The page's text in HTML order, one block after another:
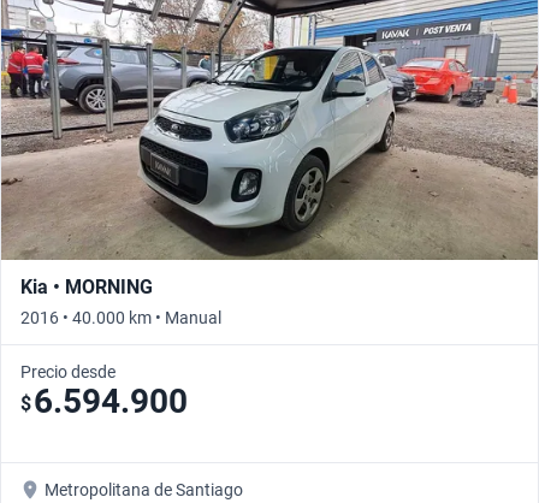
Kia • MORNING
2016 • 40.000 km • Manual
Precio desde
$6.594.900
Metropolitana de Santiago